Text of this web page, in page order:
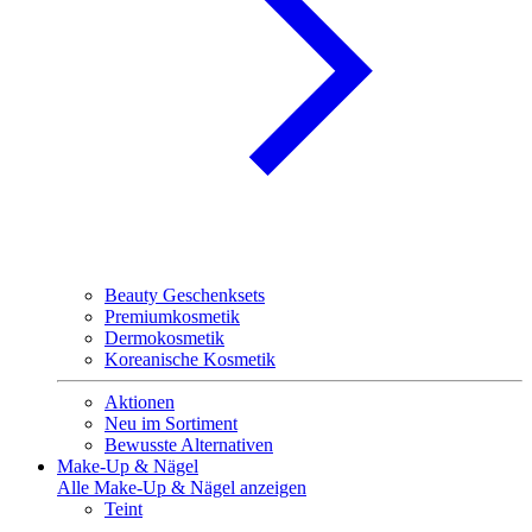
Beauty Geschenksets
Premiumkosmetik
Dermokosmetik
Koreanische Kosmetik
Aktionen
Neu im Sortiment
Bewusste Alternativen
Make-Up & Nägel
Alle Make-Up & Nägel anzeigen
Teint